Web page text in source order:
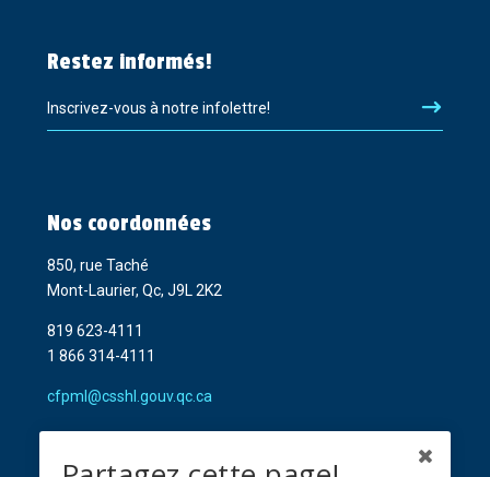
Restez informés!
Inscrivez-vous à notre infolettre!
Nos coordonnées
850, rue Taché
Mont-Laurier, Qc, J9L 2K2
819 623-4111
1 866 314-4111
cfpml@csshl.gouv.qc.ca